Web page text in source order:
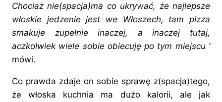
Chociaż nie(spacja)ma co ukrywać, że najlepsze
włoskie jedzenie jest we Włoszech, tam pizza
smakuje zupełnie inaczej, a inaczej tutaj,
aczkolwiek wiele sobie obiecuję po tym miejscu ’
mówi.
Co prawda zdaje on sobie sprawę z(spacja)tego,
że włoska kuchnia ma dużo kalorii, ale jak